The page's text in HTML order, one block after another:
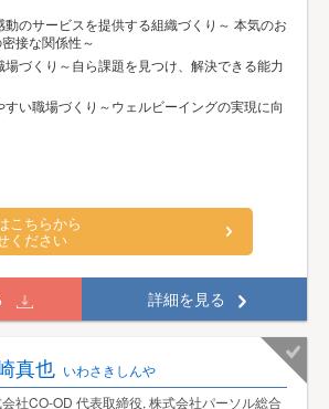
のサービスを提供する組織づくり～ 本気のお
接な関係性～
づくり～自ら課題を見つけ、解決できる能力
い職場づくり～ウェルビーイングの実現に向
こちらから
ください
詳細を見る
真也 いわさきしんや
社CO-OD 代表取締役, 株式会社パーソル総合